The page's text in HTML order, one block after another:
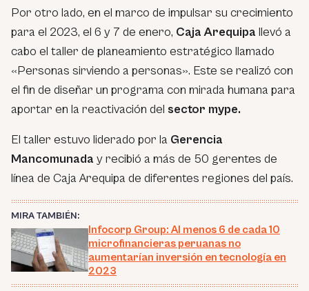
Por otro lado, en el marco de impulsar su crecimiento
para el 2023, el 6 y 7 de enero, Caja Arequipa llevó a
cabo el taller de planeamiento estratégico llamado
«Personas sirviendo a personas». Este se realizó con
el fin de diseñar un programa con mirada humana para
aportar en la reactivación del sector mype.
El taller estuvo liderado por la Gerencia
Mancomunada y recibió a más de 50 gerentes de
línea de Caja Arequipa de diferentes regiones del país.
MIRA TAMBIÉN:
Infocorp Group: Al menos 6 de cada 10
microfinancieras peruanas no
aumentarían inversión en tecnología en
2023